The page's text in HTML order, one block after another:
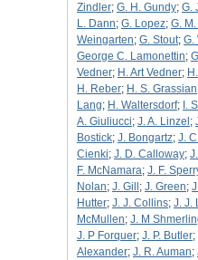
Zindler; G. H. Gundy; G.
L. Dann; G. Lopez; G.
Weingarten; G. Stout; G.
George C. Lamonettin;
Vedner; H. Art Vedner;
H. Reber; H. S. Grassian
Lang; H. Waltersdorf; I.
A. Giuliucci; J. A. Linzel ;
Bostick; J. Bongartz; J.
Cienki; J. D. Calloway;
F. McNamara; J. F.
Nolan; J. Gill ; J. Green;
Hutter; J. J. Collins; J. J.
McMullen; J. M
J. P Forquer; J. P. Butler;
Alexander; J. R. Auman;